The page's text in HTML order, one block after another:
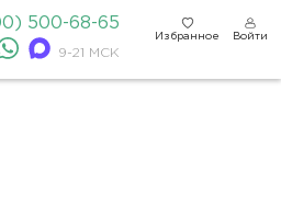
500-68-65
9-21 МСК
Избранное Войти